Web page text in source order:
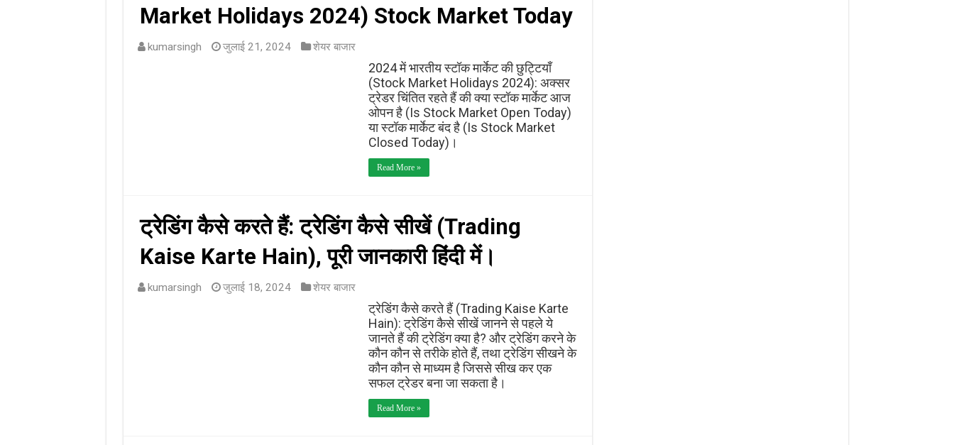
Market Holidays 2024) Stock Market Today
kumarsingh जुलाई 21, 2024 शेयर बाजार
2024 में भारतीय स्टॉक मार्केट की छुट्टियाँ
(Stock Market Holidays 2024): अक्सर
ट्रेडर चिंतित रहते हैं की क्या स्टॉक मार्केट आज
ओपन है (Is Stock Market Open Today)
या स्टॉक मार्केट बंद है (Is Stock Market
Closed Today)।
Read More »
ट्रेडिंग कैसे करते हैं: ट्रेडिंग कैसे सीखें (Trading
Kaise Karte Hain), पूरी जानकारी हिंदी में।
kumarsingh जुलाई 18, 2024 शेयर बाजार
ट्रेडिंग कैसे करते हैं (Trading Kaise Karte
Hain): ट्रेडिंग कैसे सीखें जानने से पहले ये
जानते हैं की ट्रेडिंग क्या है? और ट्रेडिंग करने के
कौन कौन से तरीके होते हैं, तथा ट्रेडिंग सीखने के
कौन कौन से माध्यम है जिससे सीख कर एक
सफल ट्रेडर बना जा सकता है।
Read More »